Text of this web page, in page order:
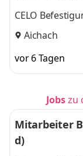
CELO
Aichach
vor 6 Tagen
Jobszu
Mitarbeiter
d)